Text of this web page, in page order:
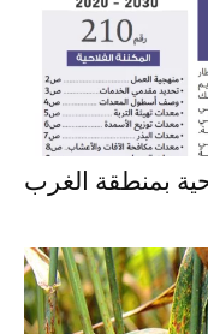
بمنطقة الغرب